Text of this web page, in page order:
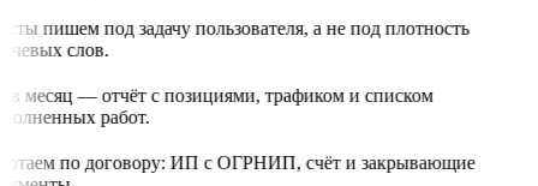
пишем под задачу пользователя, а не под плотность
слов.
в месяц — отчёт с позициями, трафиком и списком
работ.
по договору: ИП с ОГРНИП, счёт и закрывающие